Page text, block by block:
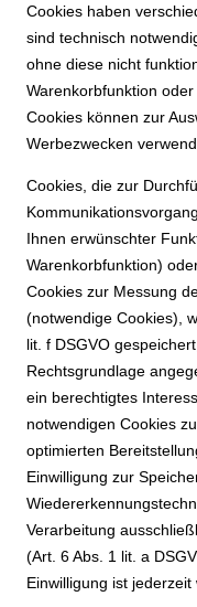
Cookies haben
sind technisch
ohne diese nicht
Warenkorbfunktion
Cookies können zur
Werbezwecken
Cookies, die zur
Ihnen erwünschter
Warenkorbfunktion)
Cookies zur Messung
(notwendige Cookies),
lit. f DSGVO
Rechtsgrundlage
ein berechtigtes
notwendigen Cookies
optimierten
Einwilligung zur
Verarbeitung
(Art. 6 Abs. 1 lit. a
Einwilligung ist jederzeit